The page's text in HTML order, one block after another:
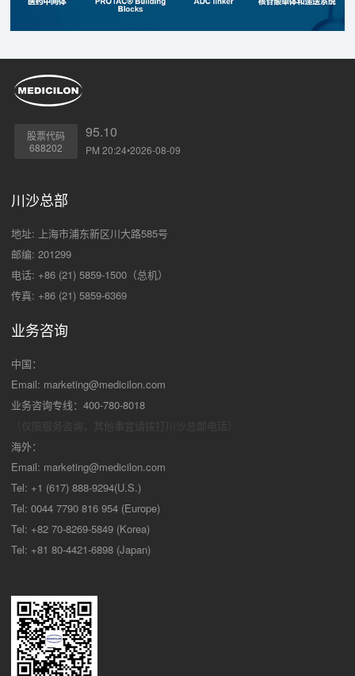
股票代码
688202
95.10
PM 20:24•2026-08-09
川沙总部
地址: 上海市浦东新区川大路585号
邮编: 201299
电话: +86 (21) 5859-1500（总机）
传真: +86 (21) 5859-6369
业务咨询
中国：
Email: marketing@medicilon.com
业务咨询专线：400-780-8018
海外：
Email: marketing@medicilon.com
Tel: +1 (617) 888-9294(U.S.)
Tel: 0044 7790 816 954 (Europe)
Tel: +82 70-8269-5849 (Korea)
Tel: +81 80-4421-6898 (Japan)